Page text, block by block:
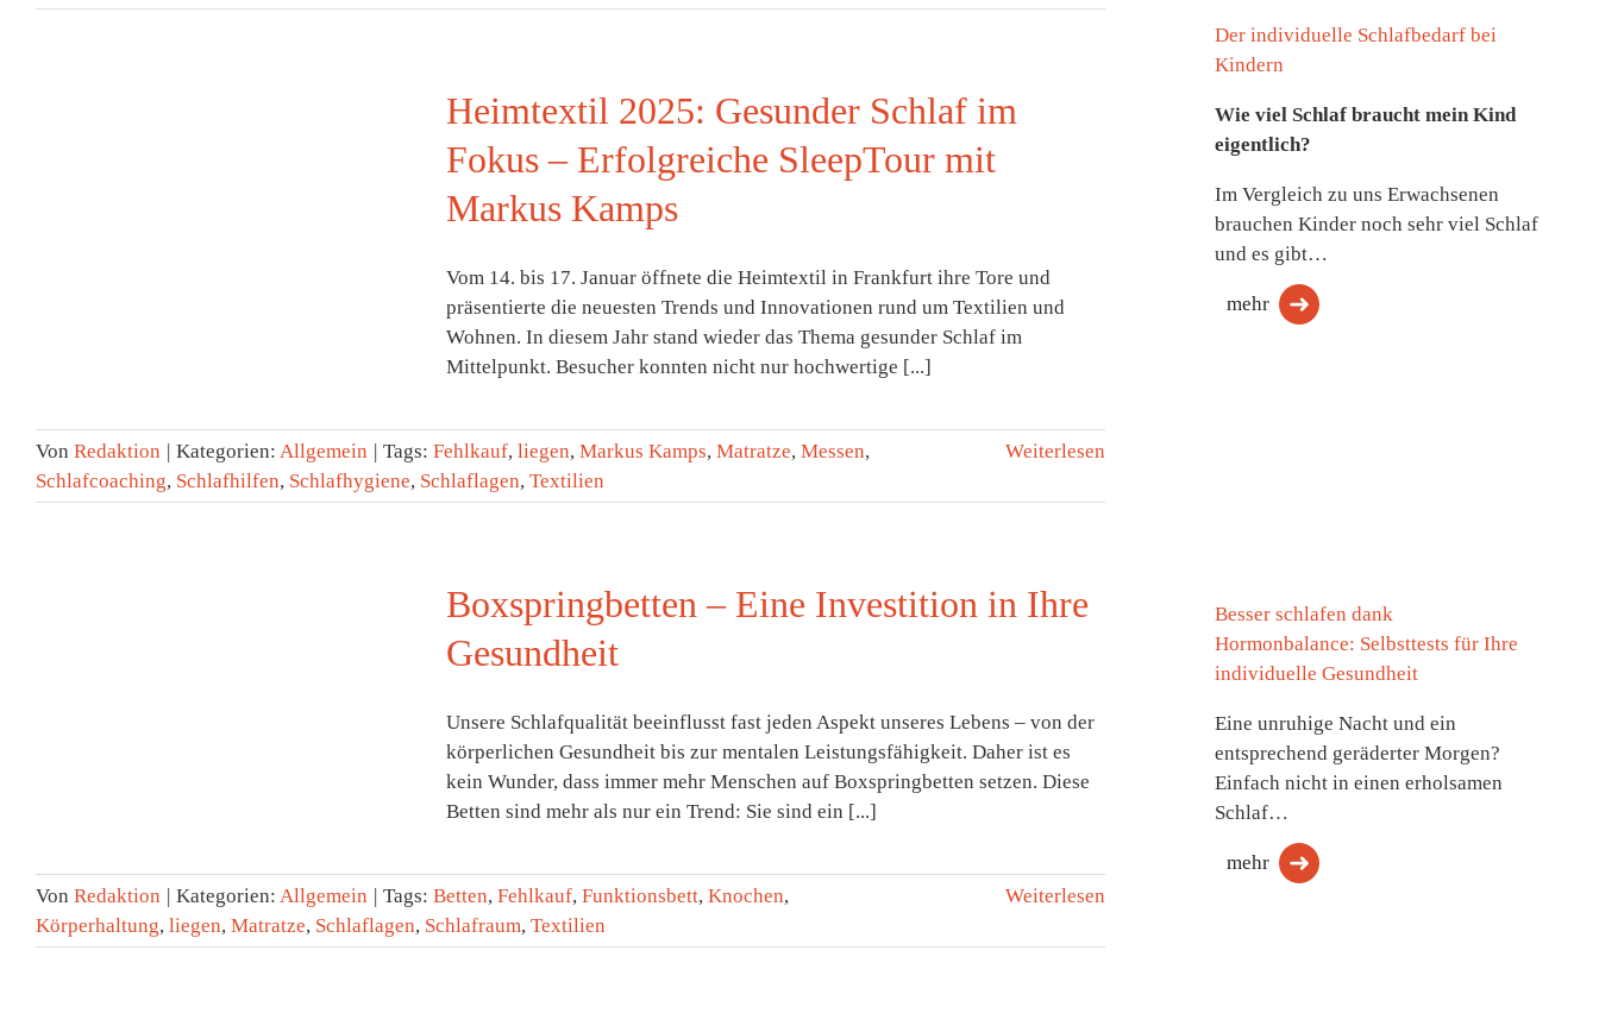
Heimtextil 2025: Gesunder Schlaf im
Fokus – Erfolgreiche SleepTour mit
Markus Kamps
Vom 14. bis 17. Januar öffnete die Heimtextil in Frankfurt ihre Tore und
präsentierte die neuesten Trends und Innovationen rund um Textilien und
Wohnen. In diesem Jahr stand wieder das Thema gesunder Schlaf im
Mittelpunkt. Besucher konnten nicht nur hochwertige [...]
Von Redaktion | Kategorien: Allgemein | Tags: Fehlkauf, liegen, Markus Kamps, Matratze, Messen,
Schlafcoaching, Schlafhilfen, Schlafhygiene, Schlaflagen, Textilien
Weiterlesen
Boxspringbetten – Eine Investition in Ihre
Gesundheit
Unsere Schlafqualität beeinflusst fast jeden Aspekt unseres Lebens – von der
körperlichen Gesundheit bis zur mentalen Leistungsfähigkeit. Daher ist es
kein Wunder, dass immer mehr Menschen auf Boxspringbetten setzen. Diese
Betten sind mehr als nur ein Trend: Sie sind ein [...]
Von Redaktion | Kategorien: Allgemein | Tags: Betten, Fehlkauf, Funktionsbett, Knochen,
Körperhaltung, liegen, Matratze, Schlaflagen, Schlafraum, Textilien
Weiterlesen
Der individuelle Schlafbedarf bei
Kindern
Wie viel Schlaf braucht mein Kind
eigentlich?
Im Vergleich zu uns Erwachsenen
brauchen Kinder noch sehr viel Schlaf
und es gibt…
mehr
Besser schlafen dank
Hormonbalance: Selbsttests für Ihre
individuelle Gesundheit
Eine unruhige Nacht und ein
entsprechend geräderter Morgen?
Einfach nicht in einen erholsamen
Schlaf…
mehr